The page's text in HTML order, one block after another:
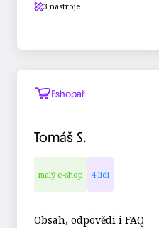
3 nástroje
Eshopař
Tomáš S.
malý e-shop 4 lidi
Obsah, odpovědi i FAQ